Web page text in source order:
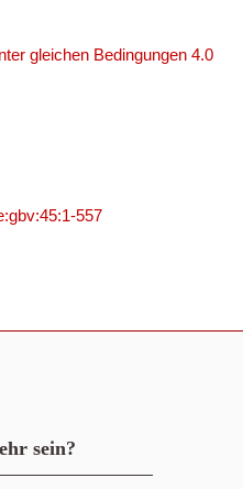
gleichen Bedingungen 4.0
557
sein?